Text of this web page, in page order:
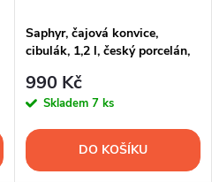
Saphyr, čajová konvice,
cibulák, 1,2 l, český porcelán,
990 Kč
Skladem 7 ks
DO KOŠÍKU